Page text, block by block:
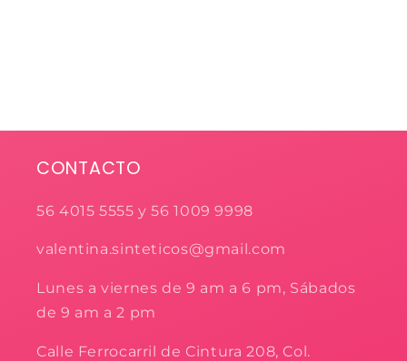
CONTACTO
56 4015 5555 y 56 1009 9998
valentina.sinteticos@gmail.com
Lunes a viernes de 9 am a 6 pm, Sábados
de 9 am a 2 pm
Calle Ferrocarril de Cintura 208, Col.